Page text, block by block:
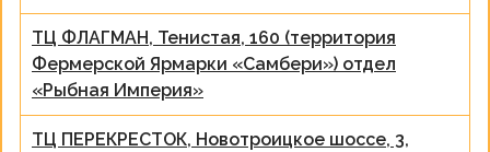
ТЦ ФЛАГМАН, Тенистая, 160 (территория
Фермерской Ярмарки «Самбери») отдел
«Рыбная Империя»
ТЦ ПЕРЕКРЕСТОК, Новотроицкое шоссе, 3,